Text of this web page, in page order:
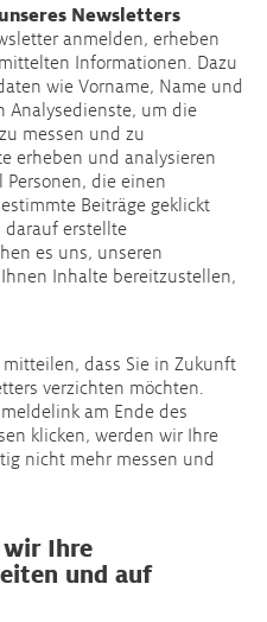
Newsletters
anmelden, erheben
Informationen. Dazu
wie Vorname, Name und
Analysedienste, um die
messen und zu
erheben und analysieren
die einen
Beiträge geklickt
darauf erstellte
es uns, unseren
Inhalte bereitzustellen,
dass Sie in Zukunft
verzichten möchten.
am Ende des
klicken, werden wir Ihre
nicht mehr messen und
wir Ihre
und auf